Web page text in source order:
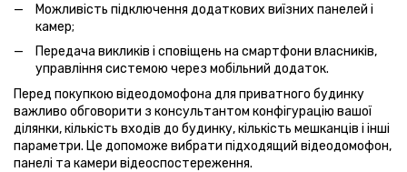
Можливість підключення додаткових виїзних панелей і
камер;
Передача викликів і сповіщень на смартфони власників,
управління системою через мобільний додаток.
Перед покупкою відеодомофона для приватного будинку
важливо обговорити з консультантом конфігурацію вашої
ділянки, кількість входів до будинку, кількість мешканців і інші
параметри. Це допоможе вибрати підходящий відеодомофон,
панелі та камери відеоспостереження.